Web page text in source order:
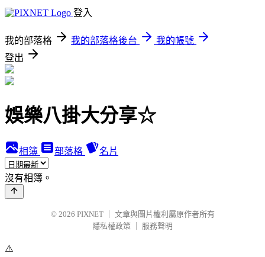
登入
我的部落格 我的部落格後台
我的帳號
登出
娛樂八掛大分享☆
相簿 部落格 名片
沒有相簿。
© 2026 PIXNET
文章與圖片權利屬原作者所有
隱私權政策
服務聲明
⚠️